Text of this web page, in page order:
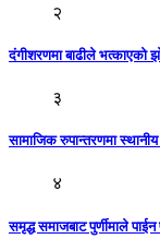
२
दंगीशरणमा बाढीले भत्काएको
३
सामाजिक रुपान्तरणमा
४
समृद्ध समाजबाट पुर्णीमाले पाईन